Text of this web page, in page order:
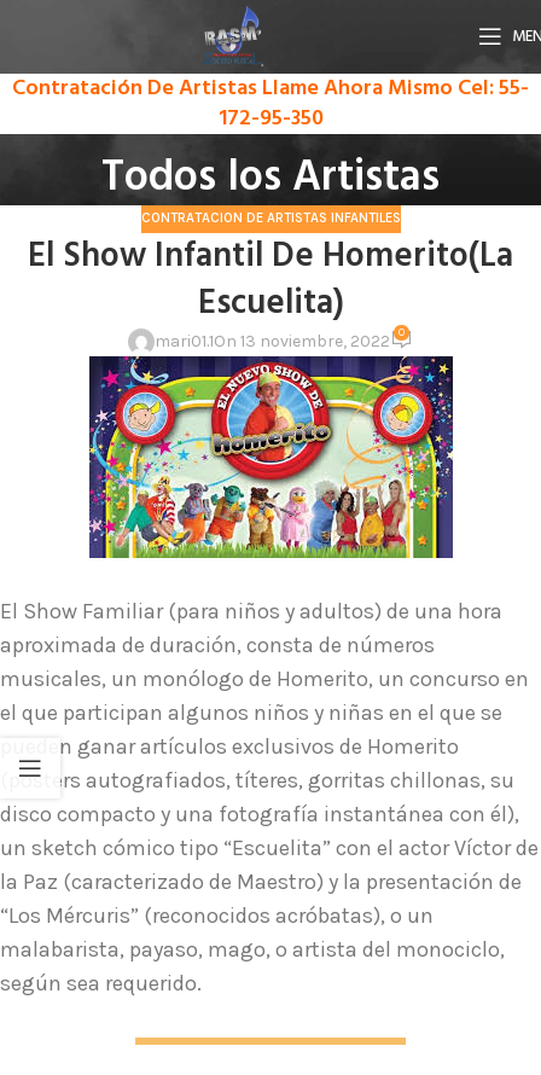
Contratación De Artistas Llame Ahora Mismo Cel: 55-
172-95-350
Todos los Artistas
CONTRATACION DE ARTISTAS INFANTILES
El Show Infantil De Homerito(La
Escuelita)
mari01.1On 13 noviembre, 2022 0
El Show Familiar (para niños y adultos) de una hora
aproximada de duración, consta de números
musicales, un monólogo de Homerito, un concurso en
el que participan algunos niños y niñas en el que se
pueden ganar artículos exclusivos de Homerito
(posters autografiados, títeres, gorritas chillonas, su
disco compacto y una fotografía instantánea con él),
un sketch cómico tipo “Escuelita” con el actor Víctor de
la Paz (caracterizado de Maestro) y la presentación de
“Los Mércuris” (reconocidos acróbatas), o un
malabarista, payaso, mago, o artista del monociclo,
según sea requerido.